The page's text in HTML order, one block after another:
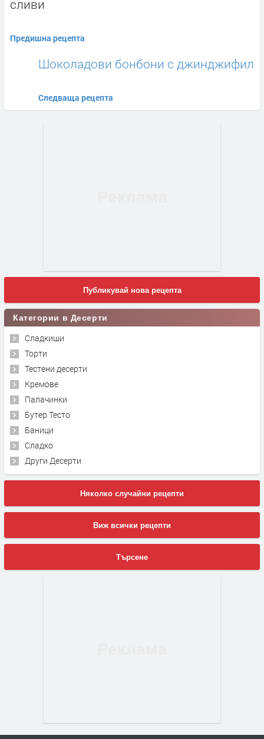
сливи
Предишна рецепта
Шоколадови бонбони с джинджифил
Следваща рецепта
Публикувай нова рецепта
Категории в Десерти
Сладкиши
Торти
Тестени десерти
Кремове
Палачинки
Бутер Тесто
Баници
Сладко
Други Десерти
Няколко случайни рецепти
Виж всички рецепти
Търсене